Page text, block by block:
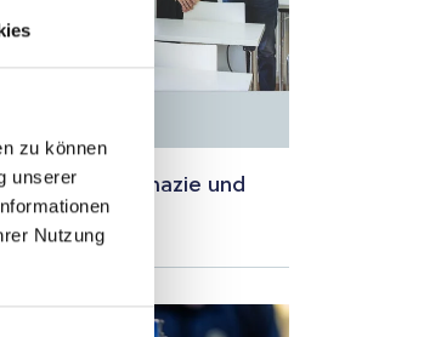
zu können
unserer
Nutzung
Pharmazie und
der PMU